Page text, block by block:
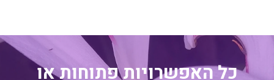
כל האפשרויות פתוחות או